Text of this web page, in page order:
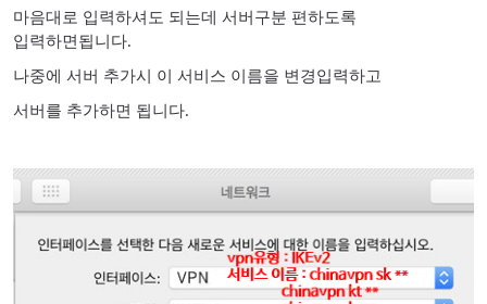
마음대로 입력하셔도 되는데 서버구분 편하도록
입력하면됩니다.
나중에 서버 추가시 이 서비스 이름을 변경입력하고
서버를 추가하면 됩니다.